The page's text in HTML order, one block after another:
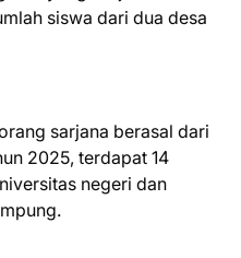
siswa dari dua desa
sarjana berasal dari
2025, terdapat 14
negeri dan